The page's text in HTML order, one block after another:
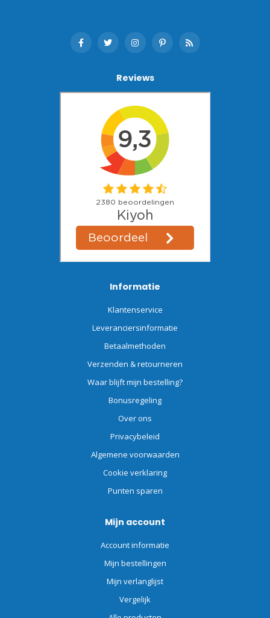
Reviews
Informatie
Klantenservice
Leveranciersinformatie
Betaalmethoden
Verzenden & retourneren
Waar blijft mijn bestelling?
Bonusregeling
Over ons
Privacybeleid
Algemene voorwaarden
Cookie verklaring
Punten sparen
Mijn account
Account informatie
Mijn bestellingen
Mijn verlanglijst
Vergelijk